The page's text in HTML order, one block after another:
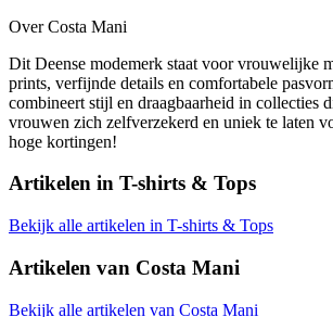
Over Costa Mani
Dit Deense modemerk staat voor vrouwelijke
prints, verfijnde details en comfortabele
combineert stijl en draagbaarheid in collecties
vrouwen zich zelfverzekerd en uniek te laten
hoge kortingen!
Artikelen in T-shirts & Tops
Bekijk alle artikelen in T-shirts & Tops
Artikelen van Costa Mani
Bekijk alle artikelen van Costa Mani